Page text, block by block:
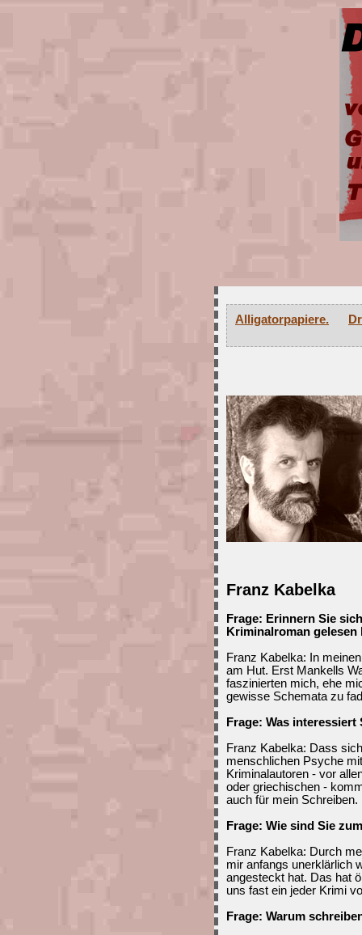
Alligatorpapiere.
Franz Kabelka
Frage: Erinnern Sie
Kriminalroman gelesen
Franz Kabelka: In
am Hut. Erst Mankells
faszinierten mich, ehe
gewisse Schemata zu
Frage: Was
Franz Kabelka: Dass
menschlichen Psyche
Kriminalautoren - vor
oder griechischen -
auch für mein Schreiben.
Frage: Wie sind Sie
Franz Kabelka: Durch
mir anfangs unerklärlich
angesteckt hat. Das hat
uns fast ein jeder Krimi
Frage: Warum